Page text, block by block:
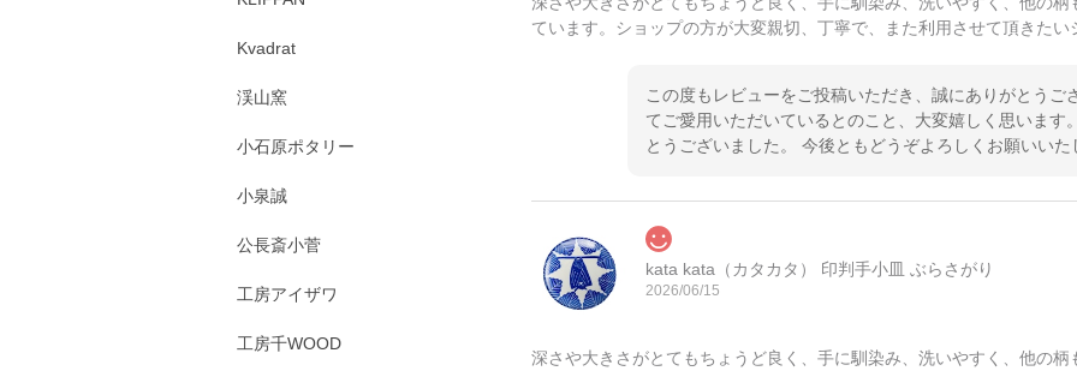
ています。ショップの方が大変親切、丁寧で、また利用させて頂きたい
この度もレビューをご投稿いただき、誠にありがとうご
てご愛用いただいているとのこと、大変嬉しく思います
とうございました。 今後ともどうぞよろしくお願いいた
kata kata（カタカタ） 印判手小皿 ぶらさがり
2026/06/15
深さや大きさがとてもちょうど良く、手に馴染み、洗いやすく、他の
Kvadrat
渓山窯
小石原ポタリー
小泉誠
公長斎小菅
工房アイザワ
工房千WOOD